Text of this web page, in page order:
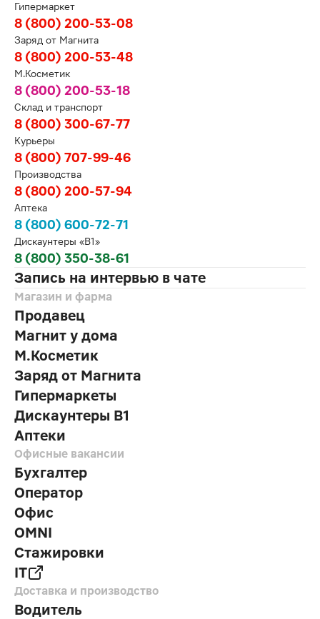
Гипермаркет
8 (800) 200-53-08
Заряд от Магнита
8 (800) 200-53-48
М.Косметик
8 (800) 200-53-18
Склад и транспорт
8 (800) 300-67-77
Курьеры
8 (800) 707-99-46
Производства
8 (800) 200-57-94
Аптека
8 (800) 600-72-71
Дискаунтеры «В1»
8 (800) 350-38-61
Запись на интервью в чате
Магазин и фарма
Продавец
Магнит у дома
М.Косметик
Заряд от Магнита
Гипермаркеты
Дискаунтеры В1
Аптеки
Офисные вакансии
Бухгалтер
Оператор
Офис
OMNI
Стажировки
IT
Доставка и производство
Водитель